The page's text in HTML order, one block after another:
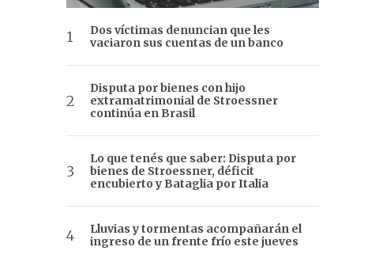
Dos víctimas denuncian que les
vaciaron sus cuentas de un banco
Disputa por bienes con hijo
extramatrimonial de Stroessner
continúa en Brasil
Lo que tenés que saber: Disputa por
bienes de Stroessner, déficit
encubierto y Bataglia por Italia
Lluvias y tormentas acompañarán el
ingreso de un frente frío este jueves